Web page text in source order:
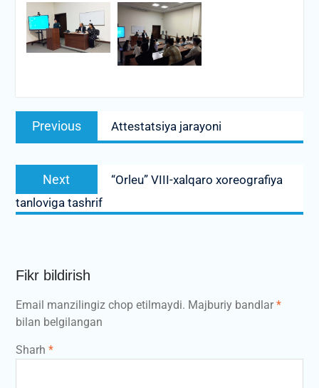
Post
menyusi
Previous
post:
Attestatsiya jarayoni
Next
Next
post:
“Orleu” VIII-xalqaro xoreografiya
tanloviga tashrif
Fikr bildirish
Email manzilingiz chop etilmaydi. Majburiy bandlar*
bilan belgilangan
Sharh *